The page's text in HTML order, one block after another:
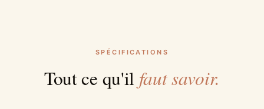
SPÉCIFICATIONS
Tout ce qu'il faut savoir.